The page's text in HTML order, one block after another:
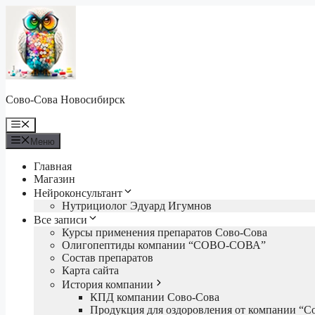
Перейти
содержимому
Сово-Сова Новосибирск
Меню
Меню
Главная
Магазин
Нейроконсультант
Нутрициолог Эдуард Игумнов
Все записи
Курсы применения препаратов Сово-Сова
Олигопептиды компании “СОВО-СОВА”
Состав препаратов
Карта сайта
История компании
КПД компании Сово-Сова
Продукция для оздоровления от компании